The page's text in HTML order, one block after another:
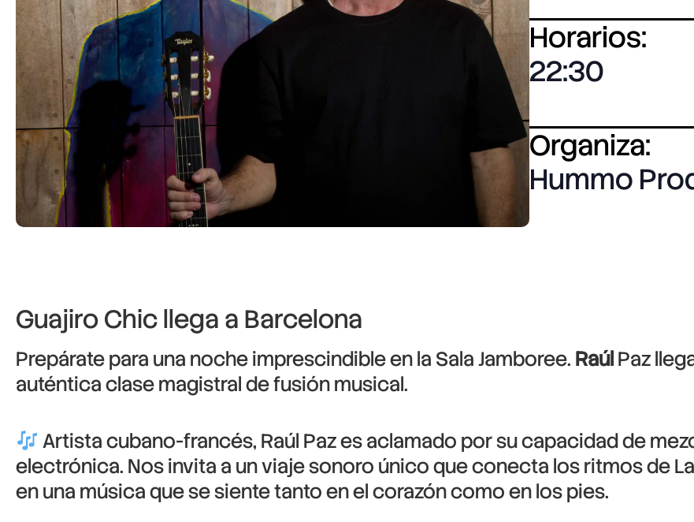
Horarios:
22:30
Organiza:
Hummo
Guajiro Chic llega a Barcelona
Prepárate para una noche imprescindible en la Sala Jamboree. RaúlPaz
auténtica clase magistral de fusión musical.
Artista cubano-francés, Raúl Paz es aclamado por su capacidad de
electrónica. Nos invita a un viaje sonoro único que conecta los ritmos de
en una música que se siente tanto en el corazón como en los pies.